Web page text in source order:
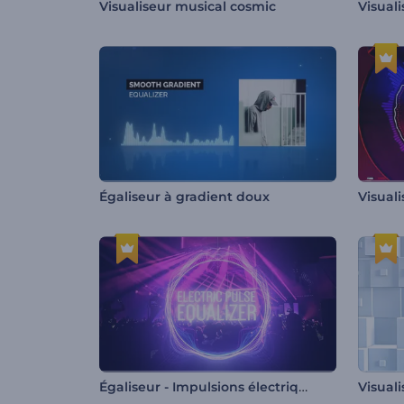
Visualiseur musical cosmic
Égaliseur à gradient doux
Égaliseur - Impulsions électriques